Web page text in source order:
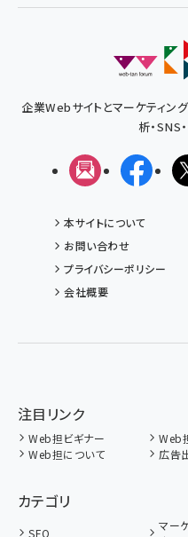
企業Webサイトとマーケティン
析・SNS
メルマガ
本サイトについて
お問い合わせ
プライバシーポリシー
会社概要
注目リンク
Web担ビギナー Web
Web担について
広告
カテゴリ
SEO
マー